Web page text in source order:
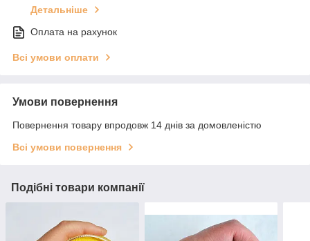
Детальніше
Оплата на рахунок
Всі умови оплати
Умови повернення
Повернення товару впродовж 14 днів за домовленістю
Всі умови повернення
Подібні товари компанії